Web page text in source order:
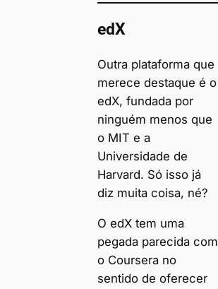
edX
Outra plataforma que
merece destaque é o
edX, fundada por
ninguém menos que
o MIT e a
Universidade de
Harvard. Só isso já
diz muita coisa, né?
O edX tem uma
pegada parecida com
o Coursera no
sentido de oferecer